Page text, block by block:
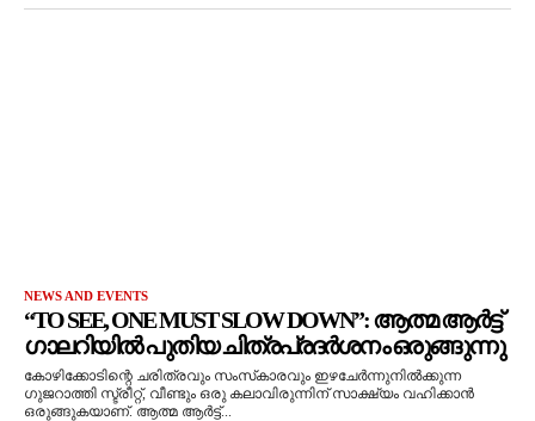
NEWS AND EVENTS
“TO SEE, ONE MUST SLOW DOWN”: ആത്മ ആർട്ട്
ഗാലറിയിൽ പുതിയ ചിത്രപ്രദർശനം ഒരുങ്ങുന്നു
കോഴിക്കോടിന്റെ ചരിത്രവും സംസ്‌കാരവും ഇഴചേർന്നുനിൽക്കുന്ന
ഗുജറാത്തി സ്ട്രീറ്റ്, വീണ്ടും ഒരു കലാവിരുന്നിന് സാക്ഷ്യം വഹിക്കാൻ
ഒരുങ്ങുകയാണ്. ആത്മ ആർട്ട്...